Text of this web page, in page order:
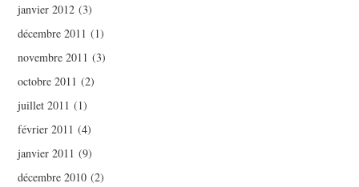
janvier 2012 (3)
décembre 2011 (1)
novembre 2011 (3)
octobre 2011 (2)
juillet 2011 (1)
février 2011 (4)
janvier 2011 (9)
décembre 2010 (2)